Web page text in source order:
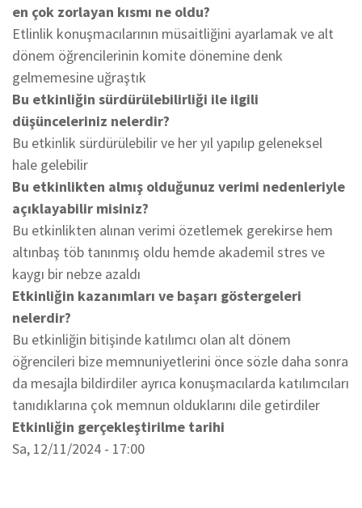
en çok zorlayan kısmı ne oldu?
Etlinlik konuşmacılarının müsaitliğini ayarlamak ve alt
dönem öğrencilerinin komite dönemine denk
gelmemesine uğraştık
Bu etkinliğin sürdürülebilirliği ile ilgili
düşünceleriniz nelerdir?
Bu etkinlik sürdürülebilir ve her yıl yapılıp geleneksel
hale gelebilir
Bu etkinlikten almış olduğunuz verimi nedenleriyle
açıklayabilir misiniz?
Bu etkinlikten alınan verimi özetlemek gerekirse hem
altınbaş töb tanınmış oldu hemde akademil stres ve
kaygı bir nebze azaldı
Etkinliğin kazanımları ve başarı göstergeleri
nelerdir?
Bu etkinliğin bitişinde katılımcı olan alt dönem
öğrencileri bize memnuniyetlerini önce sözle daha sonra
da mesajla bildirdiler ayrıca konuşmacılarda katılımcıları
tanıdıklarına çok memnun olduklarını dile getirdiler
Etkinliğin gerçekleştirilme tarihi
Sa, 12/11/2024 - 17:00